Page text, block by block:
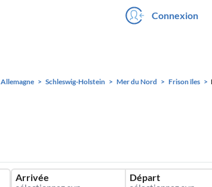
Connexion
Allemagne Schleswig-Holstein Mer du Nord Frison îles
Arrivée Départ